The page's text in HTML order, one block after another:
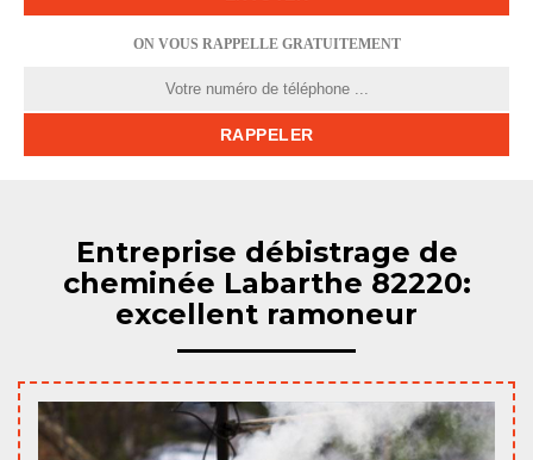
ON VOUS RAPPELLE GRATUITEMENT
Entreprise débistrage de
cheminée Labarthe 82220:
excellent ramoneur